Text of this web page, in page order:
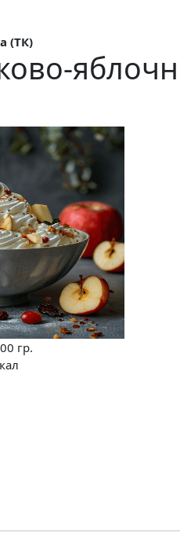
(ТК)
гр.